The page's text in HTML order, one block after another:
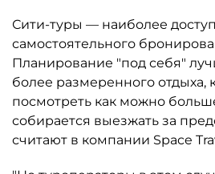
Сити-туры — наиболее
самостоятельного
Планирование "под себя"
более размеренного отдыха,
посмотреть как можно
собирается выезжать за
считают в компании Space